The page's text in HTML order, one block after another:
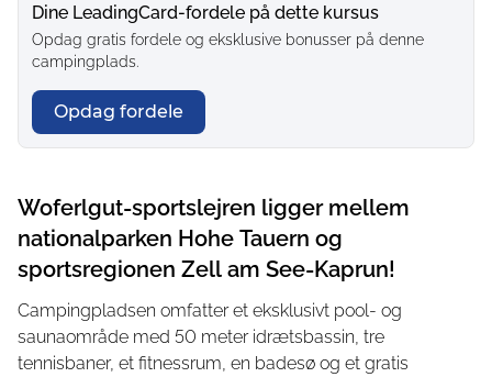
Dine LeadingCard-fordele på dette kursus
Opdag gratis fordele og eksklusive bonusser på denne
campingplads.
Opdag fordele
Woferlgut-sportslejren ligger mellem
nationalparken Hohe Tauern og
sportsregionen Zell am See-Kaprun!
Campingpladsen omfatter et eksklusivt pool- og
saunaområde med 50 meter idrætsbassin, tre
tennisbaner, et fitnessrum, en badesø og et gratis